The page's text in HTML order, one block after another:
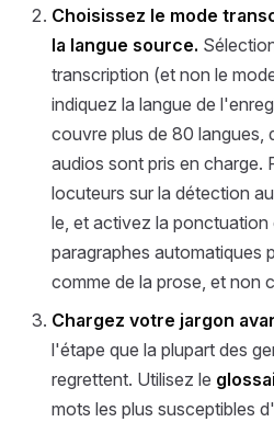
Choisissez le mode
la langue source.
transcription (et non le
indiquez la langue de
couvre plus de 80 langues,
audios sont pris en charge.
locuteurs sur la détection
le, et activez la ponctuation
paragraphes automatiques
comme de la prose, et non
Chargez votre jargon
l'étape que la plupart des
regrettent. Utilisez le
mots les plus susceptibles